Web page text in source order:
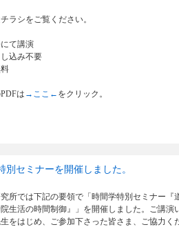
ラシをご覧ください。
て講演
込み不要
は →ここ← をクリック。
別セミナーを開催しました。
所では下記の要領で「時間学特別セミナー『
生活の時間制御』」を開催しました。ご講演
をはじめ、ご参加下さった皆さま、ご協力く